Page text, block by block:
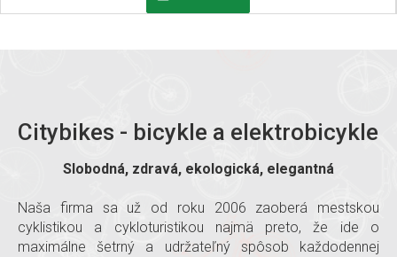
Citybikes - bicykle a elektrobicykle
Slobodná, zdravá, ekologická, elegantná
Naša firma sa už od roku 2006 zaoberá mestskou
cyklistikou a cykloturistikou najmä preto, že ide o
maximálne šetrný a udržateľný spôsob každodennej